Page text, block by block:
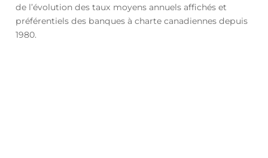
de l’évolution des taux moyens annuels affichés et
préférentiels des banques à charte canadiennes depuis
1980.